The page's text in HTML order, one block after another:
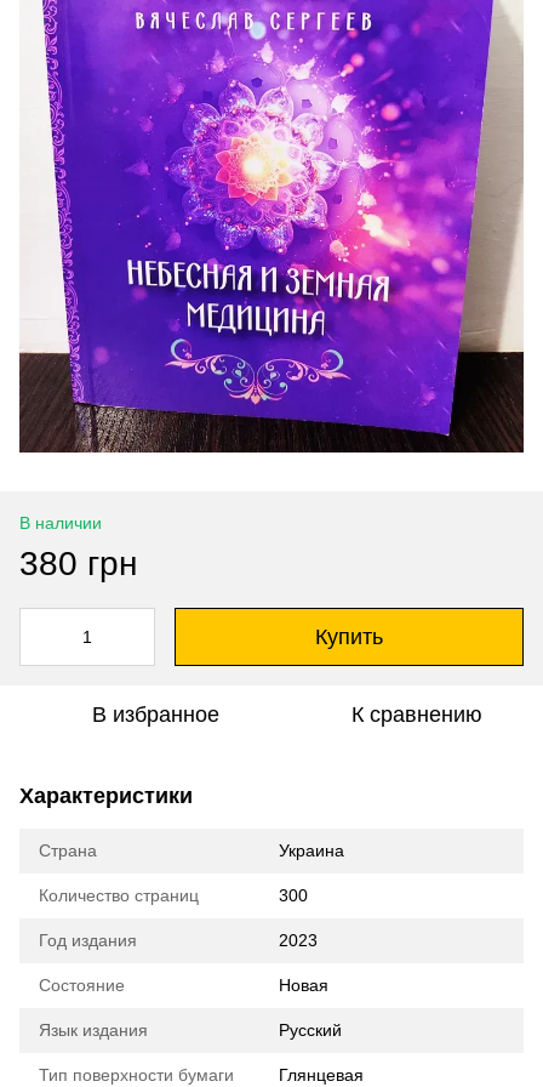
В наличии
380 грн
Купить
В избранное К сравнению
Характеристики
Страна Украина
Количество страниц 300
Год издания 2023
Состояние Новая
Язык издания Русский
Тип поверхности бумаги Глянцевая